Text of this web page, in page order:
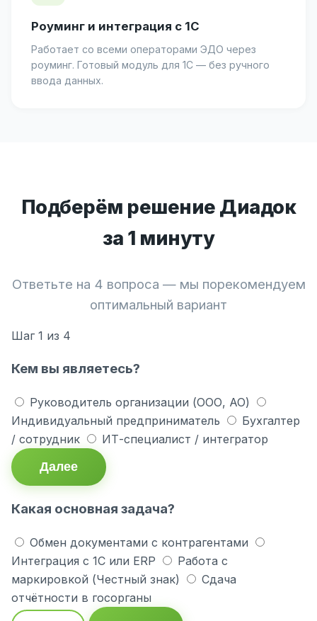
Роуминг и интеграция с 1С
Работает со всеми операторами ЭДО через
роуминг. Готовый модуль для 1С — без ручного
ввода данных.
Подберём решение Диадок
за 1 минуту
Ответьте на 4 вопроса — мы порекомендуем
оптимальный вариант
Шаг 1 из 4
Кем вы являетесь?
Руководитель организации (ООО, АО)
Индивидуальный предприниматель
Бухгалтер
/ сотрудник
ИТ-специалист / интегратор
Далее
Какая основная задача?
Обмен документами с контрагентами
Интеграция с 1С или ERP
Работа с
маркировкой (Честный знак)
Сдача
отчётности в госорганы